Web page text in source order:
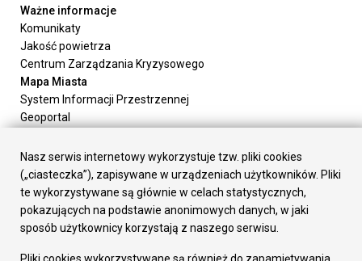
Ważne informacje
Komunikaty
Jakość powietrza
Centrum Zarządzania Kryzysowego
Mapa Miasta
System Informacji Przestrzennej
Geoportal
Załatw sprawę
Prezydent Miasta
Rada Miasta
Wydziały
Elektroniczna Skrzynka Podawcza
Nasz serwis internetowy wykorzystuje tzw. pliki cookies
(„ciasteczka”), zapisywane w urządzeniach użytkowników. Pliki
te wykorzystywane są głównie w celach statystycznych,
pokazujących na podstawie anonimowych danych, w jaki
sposób użytkownicy korzystają z naszego serwisu.